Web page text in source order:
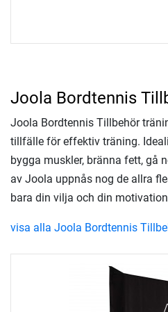
Joola Bordtennis
Joola Bordtennis Tillbehör
tillfälle för effektiv träning.
bygga muskler, bränna fett, gå
av Joola uppnås nog de allra
bara din vilja och din
visa alla Joola Bordtennis